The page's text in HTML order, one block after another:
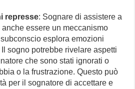
represse: Sognare di assistere a
anche essere un meccanismo
esplora emozioni
sogno potrebbe rivelare aspetti
che sono stati ignorati o
o la frustrazione. Questo può
per il sognatore di accettare e